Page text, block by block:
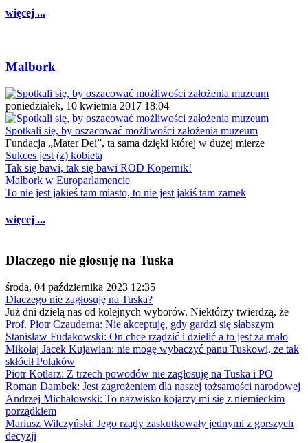
więcej ...
Malbork
poniedziałek, 10 kwietnia 2017 18:04
Spotkali się, by oszacować możliwości założenia muzeum
Fundacja „Mater Dei”, ta sama dzięki której w dużej mierze
Sukces jest (z) kobietą
Tak się bawi, tak się bawi ROD Kopernik!
Malbork w Europarlamencie
To nie jest jakieś tam miasto, to nie jest jakiś tam zamek
więcej ...
Dlaczego nie głosuję na Tuska
środa, 04 października 2023 12:35
Dlaczego nie zagłosuję na Tuska?
Już dni dzielą nas od kolejnych wyborów. Niektórzy twierdzą, że
Prof. Piotr Czauderna: Nie akceptuję, gdy gardzi się słabszym
Stanisław Fudakowski: On chce rządzić i dzielić a to jest za mało
Mikołaj Jacek Kujawian: nie mogę wybaczyć panu Tuskowi, że tak
skłócił Polaków
Piotr Kotlarz: Z trzech powodów nie zagłosuję na Tuska i PO
Roman Dambek: Jest zagrożeniem dla naszej tożsamości narodowej
Andrzej Michałowski: To nazwisko kojarzy mi się z niemieckim
porządkiem
Mariusz Wilczyński: Jego rządy zaskutkowały jednymi z gorszych
decyzji